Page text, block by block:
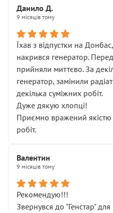
Данило Д.
9 місяців тому
Їхав з відпустки на
накрився генератор.
прийняли миттєво. За
генератор, замінили
декілька суміжних робіт.
Дуже дякую хлопці!
Приємно вражений
робіт.
Валентин
9 місяців тому
Рекомендую!!!
Звернувся до "Генстар"